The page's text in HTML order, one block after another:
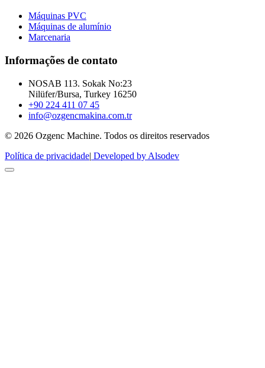
Máquinas PVC
Máquinas de alumínio
Marcenaria
Informações de contato
NOSAB 113. Sokak No:23
Nilüfer/Bursa, Turkey 16250
+90 224 411 07 45
info@ozgencmakina.com.tr
© 2026 Ozgenc Machine. Todos os direitos reservados
Política de privacidade| Developed by Alsodev